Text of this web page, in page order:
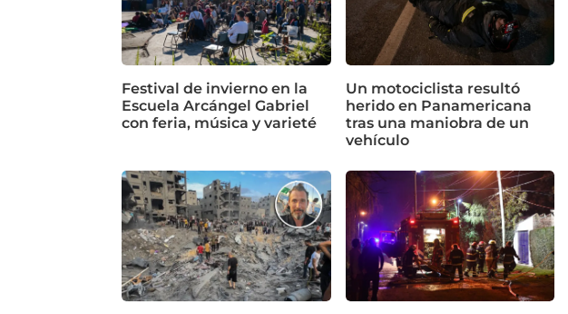
Festival de invierno en la
Escuela Arcángel Gabriel
con feria, música y varieté
Un motociclista resultó
herido en Panamericana
tras una maniobra de un
vehículo